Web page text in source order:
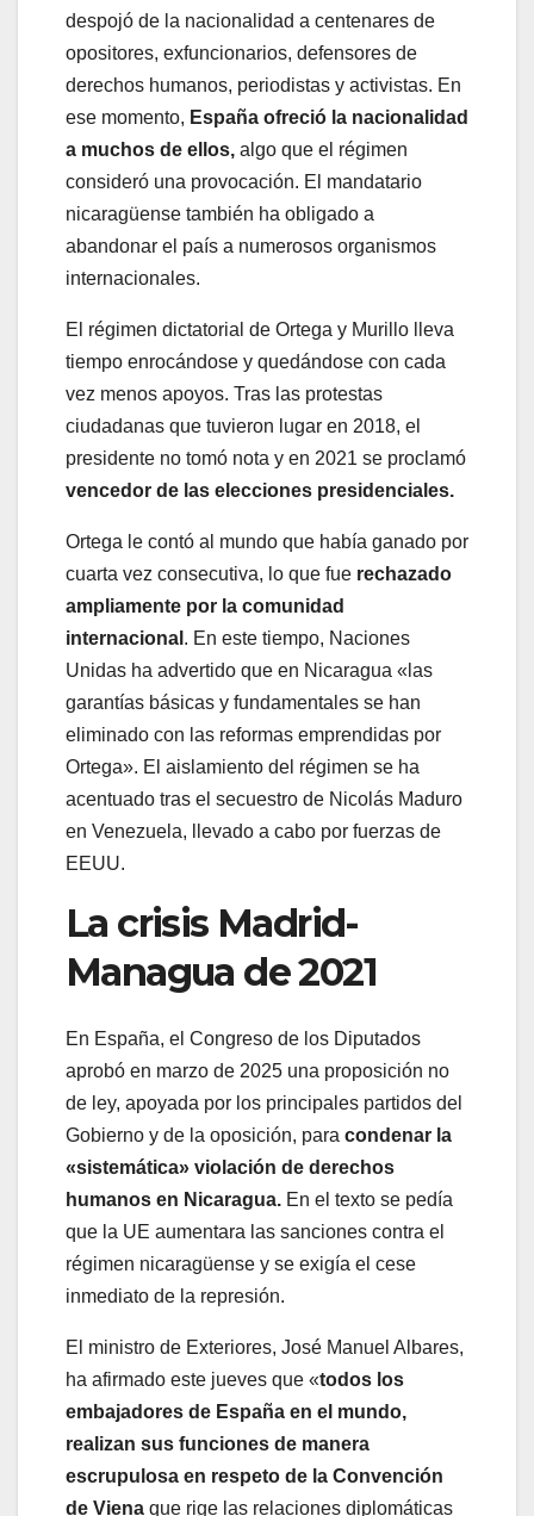
despojó de la nacionalidad a centenares de
opositores, exfuncionarios, defensores de
derechos humanos, periodistas y activistas. En
ese momento, España ofreció la nacionalidad
a muchos de ellos, algo que el régimen
consideró una provocación. El mandatario
nicaragüense también ha obligado a
abandonar el país a numerosos organismos
internacionales.
El régimen dictatorial de Ortega y Murillo lleva
tiempo enrocándose y quedándose con cada
vez menos apoyos. Tras las protestas
ciudadanas que tuvieron lugar en 2018, el
presidente no tomó nota y en 2021 se proclamó
vencedor de las elecciones presidenciales.
Ortega le contó al mundo que había ganado por
cuarta vez consecutiva, lo que fue rechazado
ampliamente por la comunidad
internacional . En este tiempo, Naciones
Unidas ha advertido que en Nicaragua «las
garantías básicas y fundamentales se han
eliminado con las reformas emprendidas por
Ortega». El aislamiento del régimen se ha
acentuado tras el secuestro de Nicolás Maduro
en Venezuela, llevado a cabo por fuerzas de
EEUU.
La crisis Madrid-
Managua de 2021
En España, el Congreso de los Diputados
aprobó en marzo de 2025 una proposición no
de ley, apoyada por los principales partidos del
Gobierno y de la oposición, para condenar la
«sistemática» violación de derechos
humanos en Nicaragua. En el texto se pedía
que la UE aumentara las sanciones contra el
régimen nicaragüense y se exigía el cese
inmediato de la represión.
El ministro de Exteriores, José Manuel Albares,
ha afirmado este jueves que «todos los
embajadores de España en el mundo,
realizan sus funciones de manera
escrupulosa en respeto de la Convención
de Viena que rige las relaciones diplomáticas